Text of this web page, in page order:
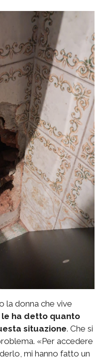
la donna che vive
le ha detto quanto
situazione. Che si
«Per accedere
mi hanno fatto un